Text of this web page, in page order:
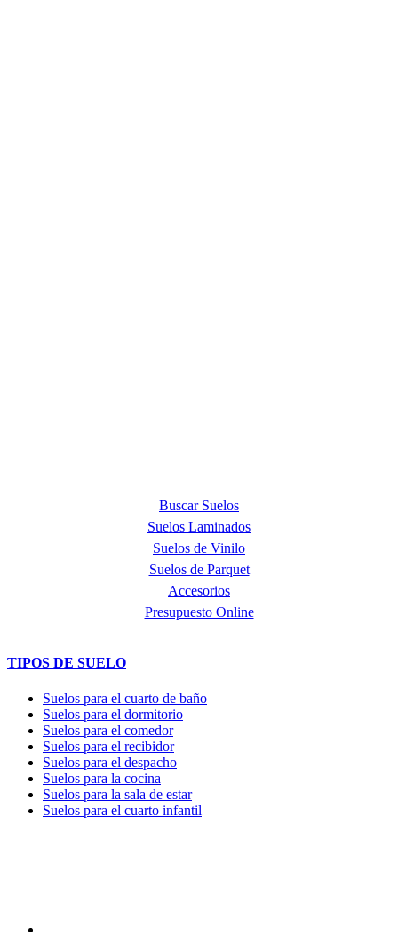
Buscar Suelos
Suelos Laminados
Suelos de Vinilo
Suelos de Parquet
Accesorios
Presupuesto Online
TIPOS DE SUELO
Suelos para el cuarto de baño
Suelos para el dormitorio
Suelos para el comedor
Suelos para el recibidor
Suelos para el despacho
Suelos para la cocina
Suelos para la sala de estar
Suelos para el cuarto infantil